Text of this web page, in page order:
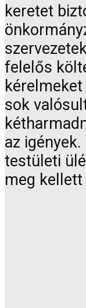
keretet
felelős
sok
az
testületi
meg